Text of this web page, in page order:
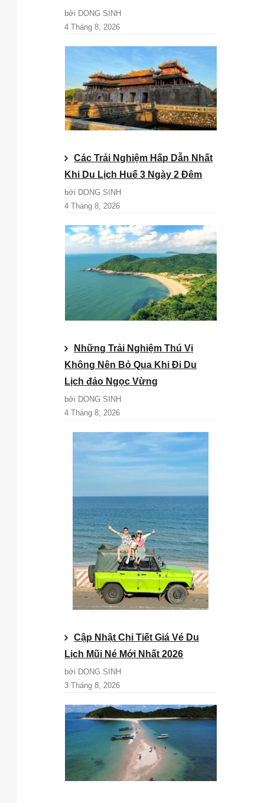
bởi DONG SINH
4 Tháng 8, 2026
Các Trải Nghiệm Hấp Dẫn Nhất
Khi Du Lịch Huế 3 Ngày 2 Đêm
bởi DONG SINH
4 Tháng 8, 2026
Những Trải Nghiệm Thú Vị
Không Nên Bỏ Qua Khi Đi Du
Lịch đảo Ngọc Vừng
bởi DONG SINH
4 Tháng 8, 2026
Cập Nhật Chi Tiết Giá Vé Du
Lịch Mũi Né Mới Nhất 2026
bởi DONG SINH
3 Tháng 8, 2026